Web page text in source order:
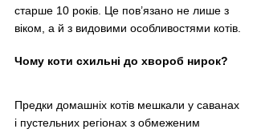
старше 10 років. Це пов’язано не лише з
віком, а й з видовими особливостями котів.
Чому коти схильні до хвороб нирок?
Предки домашніх котів мешкали у саванах
і пустельних регіонах з обмеженим